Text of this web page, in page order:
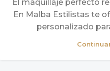
El maquillaje perfecto
En Malba Estilistas te
personalizado